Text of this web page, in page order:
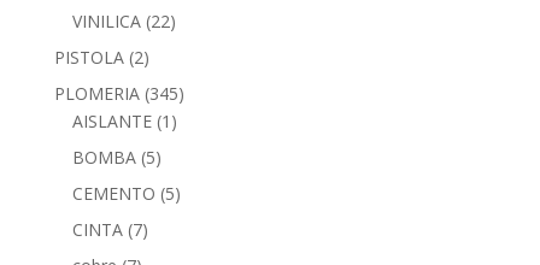
VINILICA (22)
PISTOLA (2)
PLOMERIA (345)
AISLANTE (1)
BOMBA (5)
CEMENTO (5)
CINTA (7)